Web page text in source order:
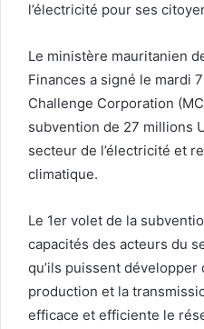
l’électricité pour ses
Le ministère mauritanien
Finances a signé le mardi
Challenge Corporation
subvention de 27 millions
secteur de l’électricité et
climatique.
Le 1er volet de la
capacités des acteurs du
qu’ils puissent
production et la
efficace et efficiente le